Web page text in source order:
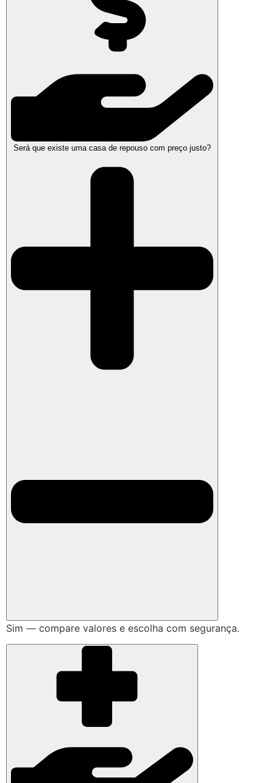
Será que existe uma casa de repouso com preço justo?
Sim — compare valores e escolha com segurança.